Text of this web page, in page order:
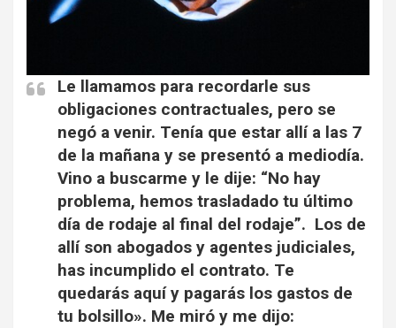
Le llamamos para recordarle sus
obligaciones contractuales, pero se
negó a venir. Tenía que estar allí a las 7
de la mañana y se presentó a mediodía.
Vino a buscarme y le dije: “No hay
problema, hemos trasladado tu último
día de rodaje al final del rodaje”. Los de
allí son abogados y agentes judiciales,
has incumplido el contrato. Te
quedarás aquí y pagarás los gastos de
tu bolsillo». Me miró y me dijo: